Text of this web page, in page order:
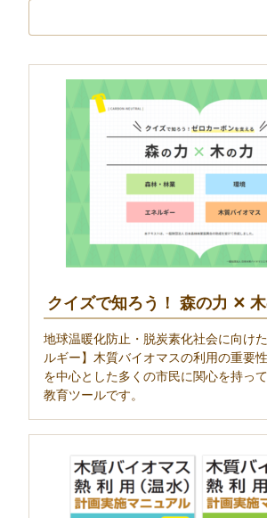
クイズで知ろう！ 森の力 ✕
地球温暖化防止・脱炭素化社会に向け
ルギー】木質バイオマスの利用の重要
を中心とした多くの市民に関心を持っ
教育ツールです。